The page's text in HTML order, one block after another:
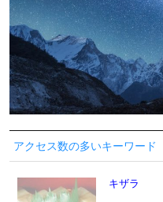
アクセス数の多いキーワード
キザラ